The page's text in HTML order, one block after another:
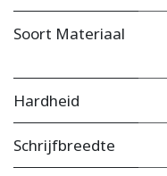
Soort Materiaal
Hardheid
Schrijfbreedte